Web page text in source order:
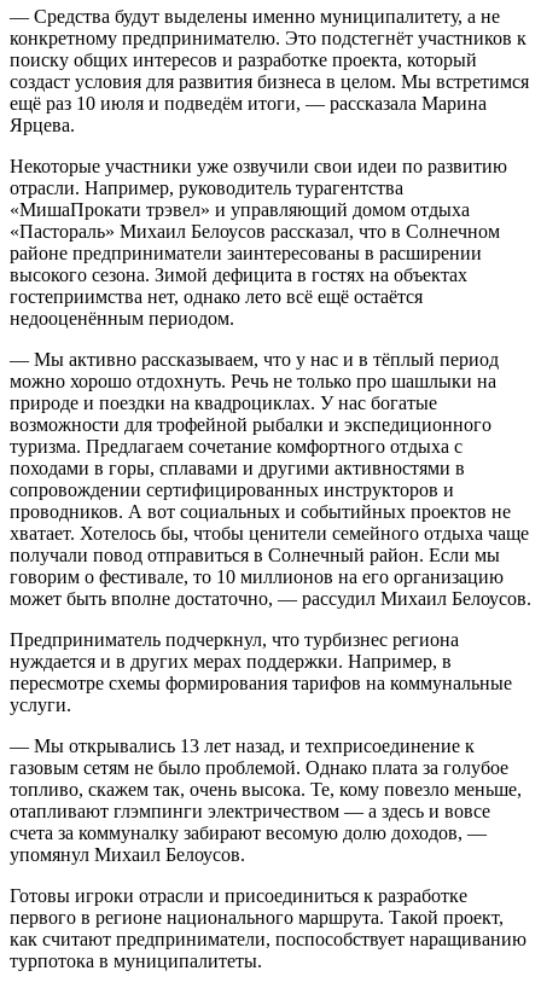
— Средства будут выделены именно муниципалитету, а не
конкретному предпринимателю. Это подстегнёт участников к
поиску общих интересов и разработке проекта, который
создаст условия для развития бизнеса в целом. Мы встретимся
ещё раз 10 июля и подведём итоги, — рассказала Марина
Ярцева.
Некоторые участники уже озвучили свои идеи по развитию
отрасли. Например, руководитель турагентства
«МишаПрокати трэвел» и управляющий домом отдыха
«Пастораль» Михаил Белоусов рассказал, что в Солнечном
районе предприниматели заинтересованы в расширении
высокого сезона. Зимой дефицита в гостях на объектах
гостеприимства нет, однако лето всё ещё остаётся
недооценённым периодом.
— Мы активно рассказываем, что у нас и в тёплый период
можно хорошо отдохнуть. Речь не только про шашлыки на
природе и поездки на квадроциклах. У нас богатые
возможности для трофейной рыбалки и экспедиционного
туризма. Предлагаем сочетание комфортного отдыха с
походами в горы, сплавами и другими активностями в
сопровождении сертифицированных инструкторов и
проводников. А вот социальных и событийных проектов не
хватает. Хотелось бы, чтобы ценители семейного отдыха чаще
получали повод отправиться в Солнечный район. Если мы
говорим о фестивале, то 10 миллионов на его организацию
может быть вполне достаточно, — рассудил Михаил Белоусов.
Предприниматель подчеркнул, что турбизнес региона
нуждается и в других мерах поддержки. Например, в
пересмотре схемы формирования тарифов на коммунальные
услуги.
— Мы открывались 13 лет назад, и техприсоединение к
газовым сетям не было проблемой. Однако плата за голубое
топливо, скажем так, очень высока. Те, кому повезло меньше,
отапливают глэмпинги электричеством — а здесь и вовсе
счета за коммуналку забирают весомую долю доходов, —
упомянул Михаил Белоусов.
Готовы игроки отрасли и присоединиться к разработке
первого в регионе национального маршрута. Такой проект,
как считают предприниматели, поспособствует наращиванию
турпотока в муниципалитеты.